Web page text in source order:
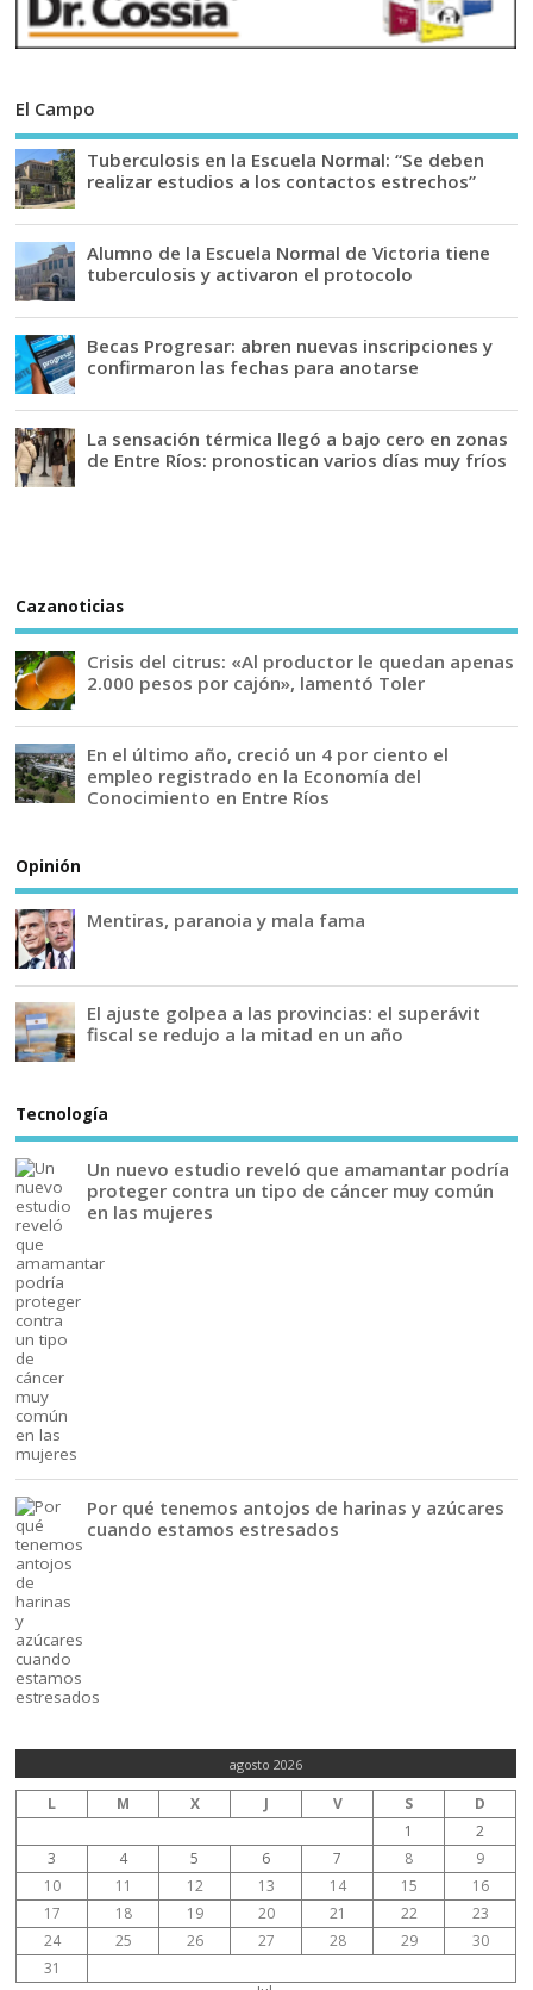
El Campo
Tuberculosis en la Escuela Normal: “Se deben
realizar estudios a los contactos estrechos”
Alumno de la Escuela Normal de Victoria tiene
tuberculosis y activaron el protocolo
Becas Progresar: abren nuevas inscripciones y
confirmaron las fechas para anotarse
La sensación térmica llegó a bajo cero en zonas
de Entre Ríos: pronostican varios días muy fríos
Cazanoticias
Crisis del citrus: «Al productor le quedan apenas
2.000 pesos por cajón», lamentó Toler
En el último año, creció un 4 por ciento el
empleo registrado en la Economía del
Conocimiento en Entre Ríos
Opinión
Mentiras, paranoia y mala fama
El ajuste golpea a las provincias: el superávit
fiscal se redujo a la mitad en un año
Tecnología
Un nuevo estudio reveló que amamantar podría
proteger contra un tipo de cáncer muy común
en las mujeres
Por qué tenemos antojos de harinas y azúcares
cuando estamos estresados
agosto 2026
L M X J V S
D
1
2
3
4 5 6 7 8
9
10
11 12 13 14 15
16
17
18 19 20 21 22
23
24
25 26 27 28 29
30
31